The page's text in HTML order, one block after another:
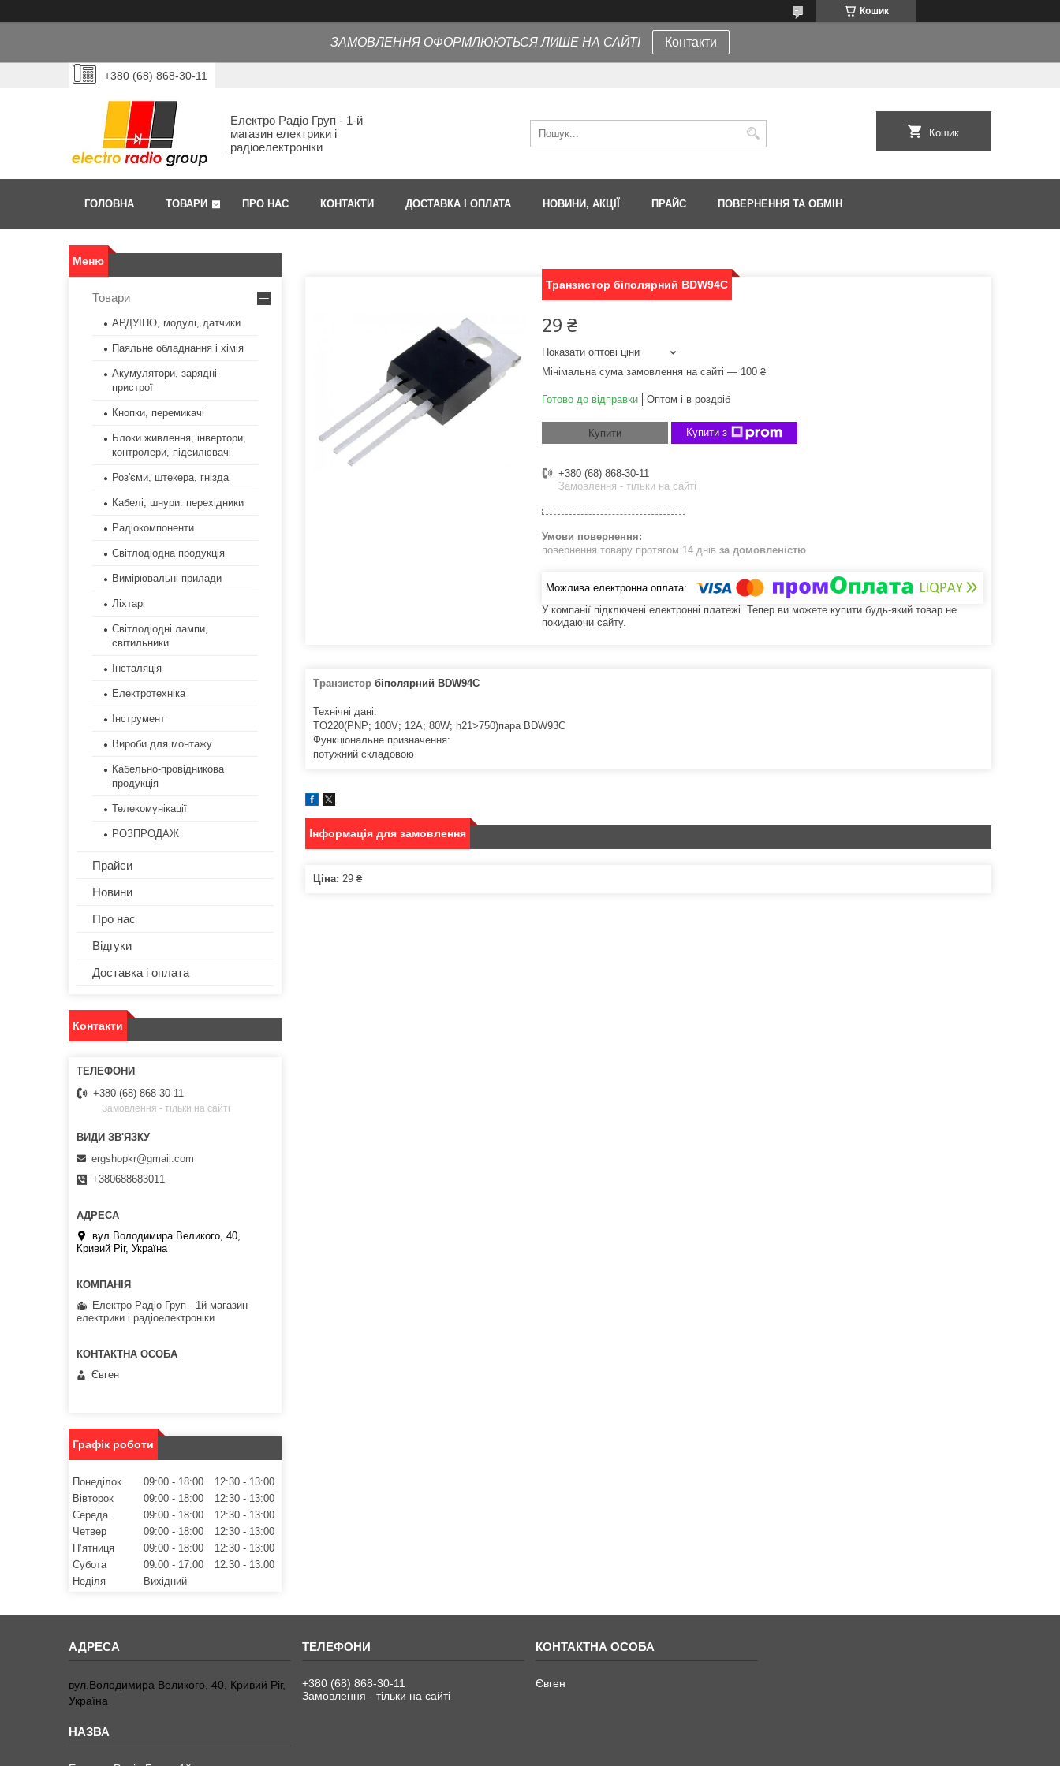
Кошик
ЗАМОВЛЕННЯ ОФОРМЛЮЮТЬСЯ ЛИШЕ НА САЙТІ Контакти
+380 (68) 868-30-11
Електро Радіо Груп - 1-й
магазин електрики і
радіоелектроніки
Кошик
ГОЛОВНА ТОВАРИ ПРО НАС КОНТАКТИ ДОСТАВКА І ОПЛАТА НОВИНИ, АКЦІЇ ПРАЙС ПОВЕРНЕННЯ ТА ОБМІН
Транзистор біполярний BDW94C
29 ₴
Показати оптові ціни
Мінімальна сума замовлення на сайті — 100 ₴
Готово до відправки Оптом і в роздріб
Купити Купити з
+380 (68) 868-30-11
Замовлення - тільки на сайті
повернення товару протягом 14 днів за домовленістю
У компанії підключені електронні платежі. Тепер ви можете купити будь-який товар не
покидаючи сайту.
Транзистор біполярний BDW94C
Технічні дані:
TO220(PNP; 100V; 12A; 80W; h21>750)пара BDW93C
Функціональне призначення:
потужний складовою
Інформація для замовлення
Ціна: 29 ₴
Товари
АРДУІНО, модулі, датчики
Паяльне обладнання і хімія
Акумулятори, зарядні
пристрої
Кнопки, перемикачі
Блоки живлення, інвертори,
контролери, підсилювачі
Роз'єми, штекера, гнізда
Кабелі, шнури. перехідники
Радіокомпоненти
Світлодіодна продукція
Вимірювальні прилади
Ліхтарі
Світлодіодні лампи,
світильники
Інсталяція
Електротехніка
Інструмент
Вироби для монтажу
Кабельно-провідникова
продукція
Телекомунікації
РОЗПРОДАЖ
Прайси
Новини
Про нас
Відгуки
Доставка і оплата
Контакти
+380 (68) 868-30-11
Замовлення - тільки на сайті
ergshopkr@gmail.com
+380688683011
вул.Володимира Великого, 40,
Кривий Ріг, Україна
Електро Радіо Груп - 1й магазин
електрики і радіоелектроніки
Євген
Графік роботи
Понеділок 09:00 18:00 12:30
13:00
Вівторок
09:00 18:00 12:30
13:00
Середа
09:00 18:00 12:30
13:00
Четвер
09:00 18:00 12:30
13:00
Пʼятниця
09:00 18:00 12:30
13:00
Субота
09:00 17:00 12:30
13:00
Неділя
Вихідний
вул.Володимира Великого, 40, Кривий Ріг,
Україна
+380 (68) 868-30-11
Замовлення - тільки на сайті
Євген